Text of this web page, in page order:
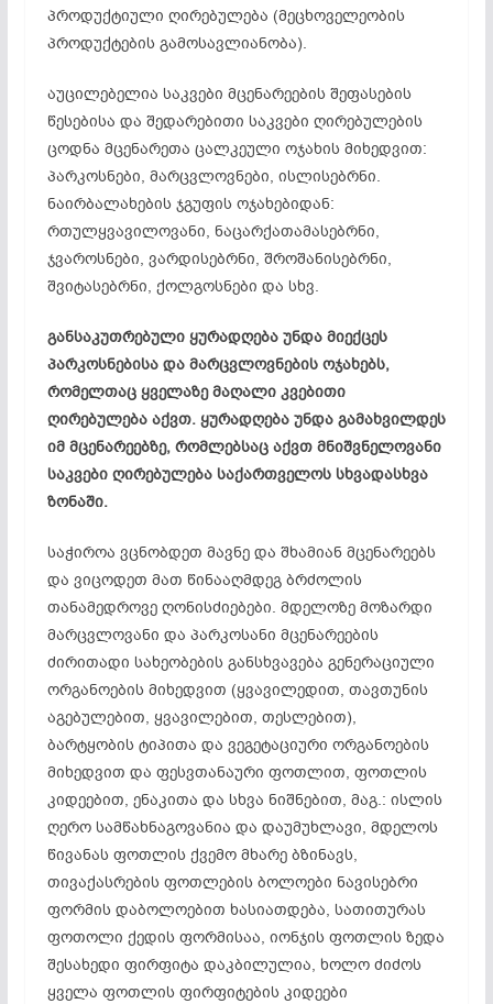
პროდუქტიული ღირებულება (მეცხოველეობის
პროდუქტების გამოსავლიანობა).
აუცილებელია საკვები მცენარეების შეფასების
წესებისა და შედარებითი საკვები ღირებულების
ცოდნა მცენარეთა ცალკეული ოჯახის მიხედვით:
პარკოსნები, მარცვლოვნები, ისლისებრნი.
ნაირბალახების ჯგუფის ოჯახებიდან:
რთულყვავილოვანი, ნაცარქათამასებრნი,
ჯვაროსნები, ვარდისებრნი, შროშანისებრნი,
შვიტასებრნი, ქოლგოსნები და სხვ.
განსაკუთრებული ყურადღება უნდა მიექცეს
პარკოსნებისა და მარცვლოვნების ოჯახებს,
რომელთაც ყველაზე მაღალი კვებითი
ღირებულება აქვთ. ყურადღება უნდა გამახვილდეს
იმ მცენარეებზე, რომლებსაც აქვთ მნიშვნელოვანი
საკვები ღირებულება საქართველოს სხვადასხვა
ზონაში.
საჭიროა ვცნობდეთ მავნე და შხამიან მცენარეებს
და ვიცოდეთ მათ წინააღმდეგ ბრძოლის
თანამედროვე ღონისძიებები. მდელოზე მოზარდი
მარცვლოვანი და პარკოსანი მცენარეების
ძირითადი სახეობების განსხვავება გენერაციული
ორგანოების მიხედვით (ყვავილედით, თავთუნის
აგებულებით, ყვავილებით, თესლებით),
ბარტყობის ტიპითა და ვეგეტაციური ორგანოების
მიხედვით და ფესვთანაური ფოთლით, ფოთლის
კიდეებით, ენაკითა და სხვა ნიშნებით, მაგ.: ისლის
ღერო სამწახნაგოვანია და დაუმუხლავი, მდელოს
წივანას ფოთლის ქვემო მხარე ბზინავს,
თივაქასრების ფოთლების ბოლოები ნავისებრი
ფორმის დაბოლოებით ხასიათდება, სათითურას
ფოთოლი ქედის ფორმისაა, იონჯის ფოთლის ზედა
შესახედი ფირფიტა დაკბილულია, ხოლო ძიძოს
ყველა ფოთლის ფირფიტების კიდეები